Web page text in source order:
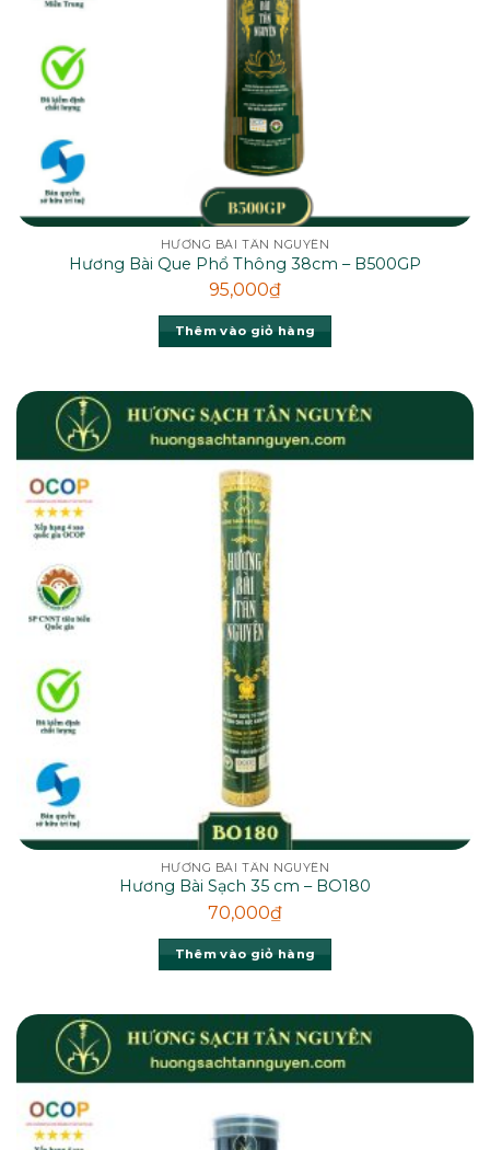
HƯƠNG BÀI TÂN NGUYÊN
Hương Bài Que Phổ Thông 38cm – B500GP
95,000₫
Thêm vào giỏ hàng
HƯƠNG BÀI TÂN NGUYÊN
Hương Bài Sạch 35 cm – BO180
70,000₫
Thêm vào giỏ hàng